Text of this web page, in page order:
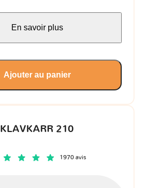
KLAVKARR 210
1970 avis
En savoir plus
Ajouter au panier